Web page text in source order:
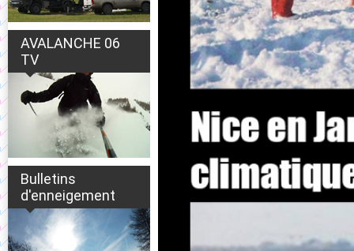
AVALANCHE 06
TV
Bulletins
d'enneigement